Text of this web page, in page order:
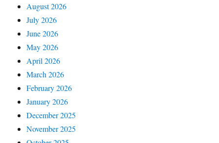
August 2026
July 2026
June 2026
May 2026
April 2026
March 2026
February 2026
January 2026
December 2025
November 2025